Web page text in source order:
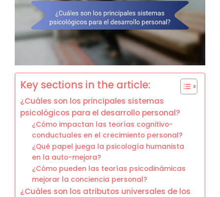
Key sections in the article:
¿Cuáles son los principales sistemas
psicológicos para el desarrollo personal?
¿Cómo impactan las teorías cognitivo-
conductuales en el crecimiento personal?
¿Qué papel juega la psicología humanista
en la auto-mejora?
¿Cómo pueden las teorías psicodinámicas
mejorar la conciencia personal?
¿Cuáles son los atributos universales de los